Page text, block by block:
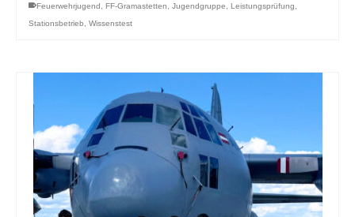
Feuerwehrjugend FF-Gramastetten Jugendgruppe Leistungsprüfung
Stationsbetrieb
Wissenstest